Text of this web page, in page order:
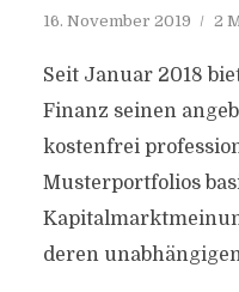
16. November 2019 2
Seit Januar 2018
Finanz seinen
kostenfrei
Musterportfolios
deren